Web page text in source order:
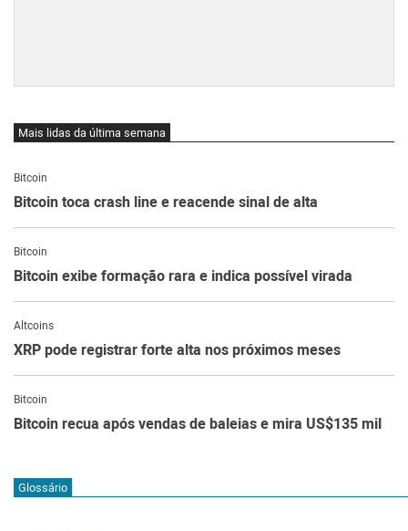
Mais lidas da última semana
Bitcoin
Bitcoin toca crash line e reacende sinal de alta
Bitcoin
Bitcoin exibe formação rara e indica possível virada
Altcoins
XRP pode registrar forte alta nos próximos meses
Bitcoin
Bitcoin recua após vendas de baleias e mira US$135 mil
Glossário